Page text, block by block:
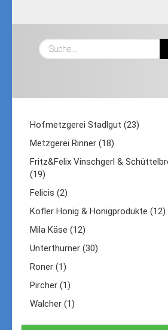
Hofmetzgerei Stadlgut (23)
Metzgerei Rinner (18)
Fritz&Felix Vinschgerl &
(19)
Felicis (2)
Kofler Honig & Honigprodukte (12)
Mila Käse (12)
Unterthurner (30)
Roner (1)
Pircher (1)
Walcher (1)